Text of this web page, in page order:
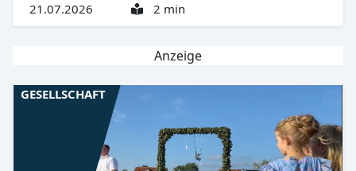
Anzeige
21.07.2026 2 min
GESELLSCHAFT